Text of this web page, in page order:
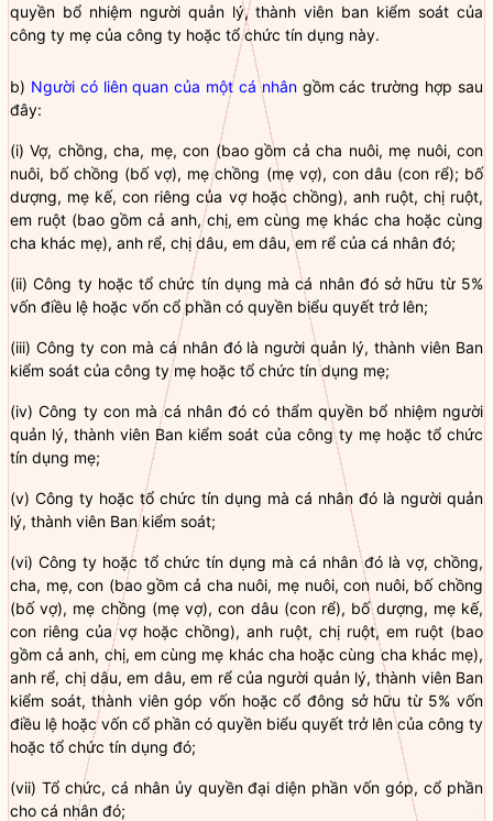
quyền bổ nhiệm người quản lý, thành viên ban kiểm soát của
công ty mẹ của công ty hoặc tổ chức tín dụng này.
b) Người có liên quan của một cá nhângồm các trường hợp sau
đây:
(i) Vợ, chồng, cha, mẹ, con (bao gồm cả cha nuôi, mẹ nuôi, con
nuôi, bố chồng (bố vợ), mẹ chồng (mẹ vợ), con dâu (con rể); bố
dượng, mẹ kế,con riêng của vợ hoặc chồng), anh ruột, chị ruột,
em ruột (bao gồm cả anh, chị, em cùng mẹ khác cha hoặc cùng
cha khác mẹ), anh rể, chị dâu, em dâu, em rể của cá nhân đó;
(ii) Công ty hoặctổ chức tín dụng mà cá nhân đó sở hữu từ 5%
vốn điều lệ hoặc vốn cổ phần có quyền biểu quyết trở lên;
(iii) Công ty conmà cá nhân đó là người quản lý, thành viên Ban
kiểm soát của công ty mẹ hoặc tổ chức tín dụng mẹ;
(iv)Công ty conmà cá nhân đó có thẩmquyền bổ nhiệm người
quản lý, thành viên Ban kiểm soát của công ty mẹ hoặc tổ chức
tín dụng mẹ;
(v) Công ty hoặc tổ chức tín dụng mà cá nhân đó là người quản
lý, thành viên Ban kiểm soát;
(vi) Công ty hoặc tổ chức tín dụng mà cá nhân đó là vợ, chồng,
cha, mẹ, con (bao gồm cả cha nuôi, mẹ nuôi, con nuôi, bố chồng
(bố vợ), mẹ chồng (mẹ vợ), con dâu (con rể), bố dượng, mẹ kế,
con riêng của vợ hoặc chồng), anh ruột, chị ruột, em ruột (bao
gồm cả anh, chị, em cùng mẹ khác cha hoặc cùng cha khác mẹ),
anh rể, chị dâu, em dâu, em rể của người quản lý, thành viên Ban
kiểm soát, thành viên góp vốn hoặc cổ đông sở hữu từ 5% vốn
điều lệ hoặc vốn cổ phần có quyền biểu quyết trở lên của công ty
hoặc tổ chức tín dụng đó;
(vii) Tổ chức, cá nhân ủy quyềnđại diện phần vốn góp, cổ phần
cho cá nhân đó;